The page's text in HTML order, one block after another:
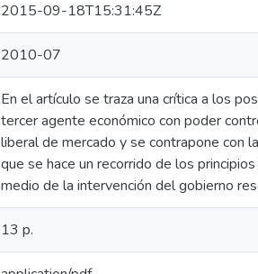
2015-09-18T15:31:45Z
2010-07
En el artículo se traza una crítica a los
tercer agente económico con poder
liberal de mercado y se contrapone con
que se hace un recorrido de los
medio de la intervención del gobierno
13 p.